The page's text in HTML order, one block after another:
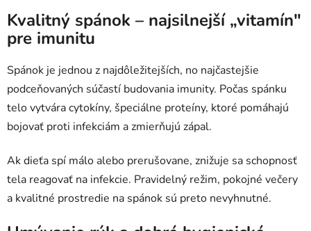
Kvalitný spánok – najsilnejší „vitamín"
pre imunitu
Spánok je jednou z najdôležitejších, no najčastejšie
podceňovaných súčastí budovania imunity. Počas spánku
telo vytvára cytokíny, špeciálne proteíny, ktoré pomáhajú
bojovať proti infekciám a zmierňujú zápal.
Ak dieťa spí málo alebo prerušovane, znižuje sa schopnosť
tela reagovať na infekcie. Pravidelný režim, pokojné večery
a kvalitné prostredie na spánok sú preto nevyhnutné.